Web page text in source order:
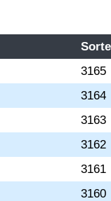
3165
3164
3163
3162
3161
3160